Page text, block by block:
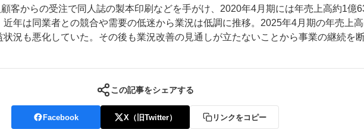
集 印刷機材年鑑
客からの受注で同人誌の製本印刷などを手がけ、2020年4月期には年売上高約1億
近年は同業者との競合や需要の低迷から業況は低調に推移。2025年4月期の年売上
況も悪化していた。その後も業況改善の見通しが立たないことから事業の継続を断
この記事をシェアする
Facebook X（旧Twitter） リンクをコピー